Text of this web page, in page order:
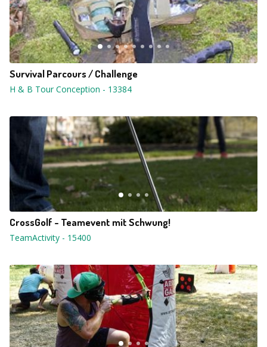
Survival Parcours / Challenge
H & B Tour Conception - 13384
CrossGolf - Teamevent mit Schwung!
TeamActivity - 15400